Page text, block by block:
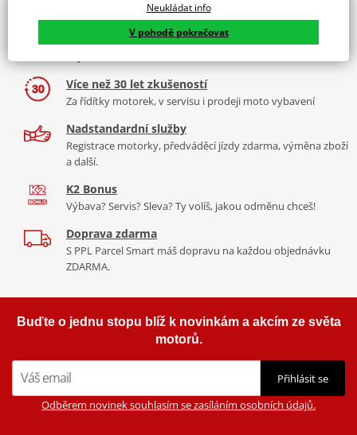
Co když mi to nebude
PDF Aerodynamic
Comparative test
PUIG byl založen v roce 1964 ve Španělsku. Vyrábí se ve městě
Granollers poblíž Barcelony na ploše 8 000 m² v objektu, který se
dělí na 3 části: komerční, odlitkovou a kovových součástek. Již 40
let se účastní nejslavnějších závodů motocyklů po celém světě. V
naší nabídce naleznete doplňky a příslušenství například: plexi,
padací protektory a mnoho dalšího.
Zobrazit všechny produktyznačky PUIG
2x multibrand showroom
9 značek motocyklů, servis, oblečení, doplňky i náhradní
Více než 30 let zkušeností
Za řídítky motorek, v servisu i prodeji moto vybavení
Nadstandardní služby
Registrace motorky, předváděcí jízdy zdarma, výměna zboží
a další.
K2 Bonus
Výbava? Servis? Sleva? Ty volíš, jakou odměnu chceš!
Doprava zdarma
S PPL Parcel Smart máš dopravu na každou objednávku
ZDARMA.
Buďte o jednu stopu blíž k novinkám a akcím ze světa
motorů.
Přihlásit se
Odběrem novinek souhlasím se zasíláním osobních údajů.
Neukládat info
V pohodě pokračovat